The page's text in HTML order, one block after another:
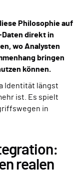
Philosophie auf
direkt in
wo Analysten
bringen
können.
Identität längst
ist. Es spielt
in
realen